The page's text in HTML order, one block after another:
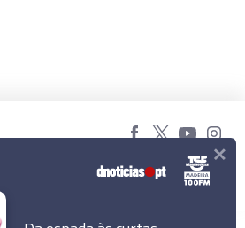
© 2026 Empresa Diário de Notícias, Lda.
Todos os direitos reservados.
×